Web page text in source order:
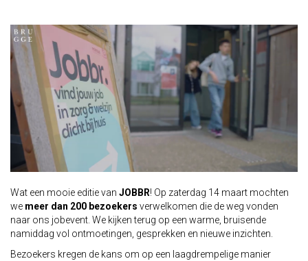
Wat een mooie editie van JOBBR! Op zaterdag 14 maart mochten
we meer dan 200 bezoekers verwelkomen die de weg vonden
naar ons jobevent. We kijken terug op een warme, bruisende
namiddag vol ontmoetingen, gesprekken en nieuwe inzichten.
Bezoekers kregen de kans om op een laagdrempelige manier